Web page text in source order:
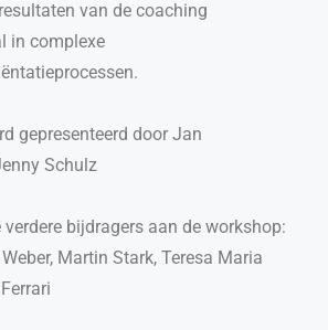
van de coaching
in complexe
gepresenteerd door Jan
Schulz
bijdragers aan de workshop:
Martin Stark, Teresa Maria